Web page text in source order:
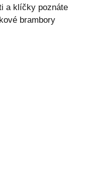
a klíčky poznáte
brambory